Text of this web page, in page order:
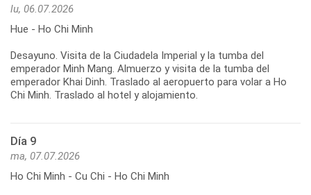
lu, 06.07.2026
Hue - Ho Chi Minh
Desayuno. Visita de la Ciudadela Imperial y la tumba del
emperador Minh Mang. Almuerzo y visita de la tumba del
emperador Khai Dinh. Traslado al aeropuerto para volar a Ho
Día 9
ma, 07.07.2026
Ho Chi Minh - Cu Chi - Ho Chi Minh